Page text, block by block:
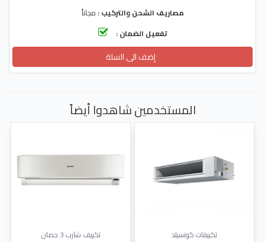
مصاريف الشحن والتركيب : مجاناً
تفعيل الضمان :
إضف الى السلة
المستخدمين شاهدوا أيضاً
تكييفات كونسيلد تكييف شارب 3 حصان